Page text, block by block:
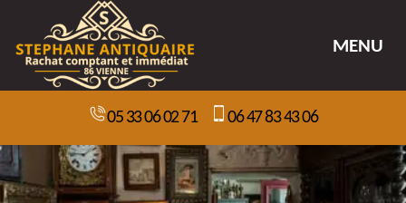
MENU
05 33 06 02 71 06 47 83 43 06